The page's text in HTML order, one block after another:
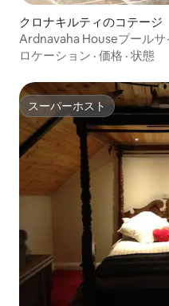
クロナキルティのコテージ
Ardnavaha Houseプールサ
ロケーション · 価格 · 状態
スーパーホスト
スーパーホスト